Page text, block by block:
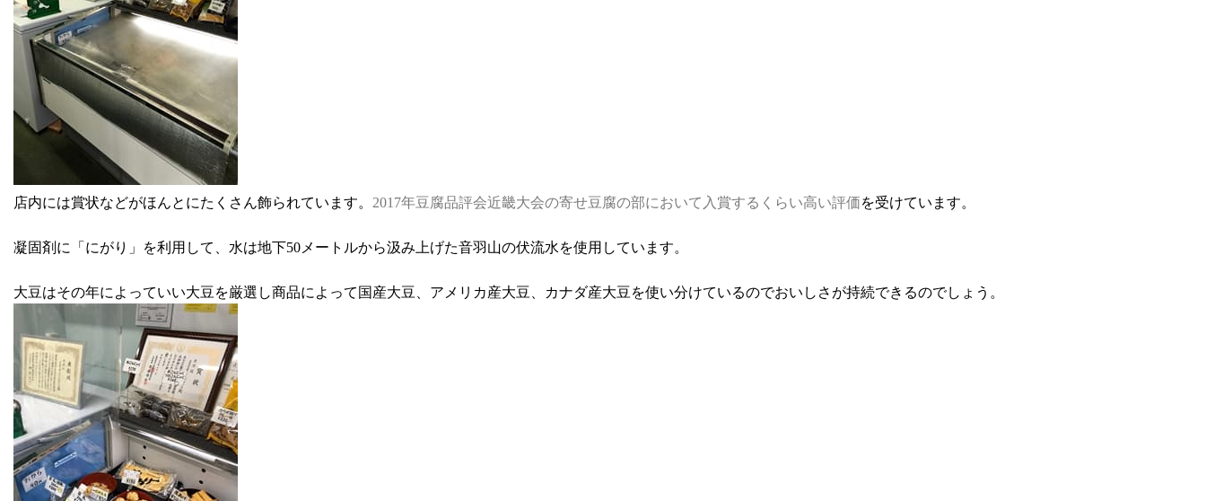
店内には賞状などがほんとにたくさん飾られています。 2017年豆腐品評会近畿大会の寄せ豆腐の部において入賞するくらい高い評価を受けています。
凝固剤に「にがり」を利用して、水は地下50メートルから汲み上げた音羽山の伏流水を使用しています。
大豆はその年によっていい大豆を厳選し商品によって国産大豆、アメリカ産大豆、カナダ産大豆を使い分けているのでおいしさが持続できるのでしょう。